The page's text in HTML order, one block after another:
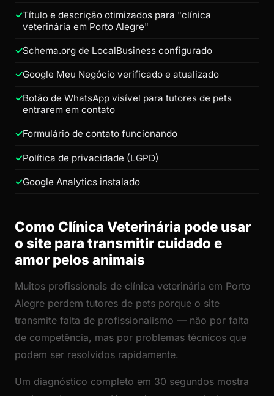
Título e descrição otimizados para "clínica
veterinária em Porto Alegre"
Schema.org de LocalBusiness configurado
Google Meu Negócio verificado e atualizado
Botão de WhatsApp visível para tutores de pets
entrarem em contato
Formulário de contato funcionando
Política de privacidade (LGPD)
Google Analytics instalado
Como Clínica Veterinária pode usar
o site para transmitir cuidado e
amor pelos animais
Muitos profissionais de clínica veterinária em Porto
Alegre perdem tutores de pets porque o site
transmite falta de profissionalismo — não por falta
de competência, mas por problemas técnicos que
podem ser resolvidos rapidamente.
Um diagnóstico completo em 30 segundos mostra